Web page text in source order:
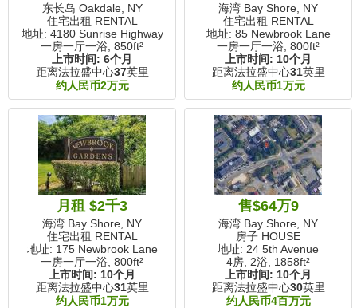
东长岛 Oakdale, NY
住宅出租 RENTAL
地址: 4180 Sunrise Highway
一房一厅一浴, 850ft²
上市时间: 6个月
距离法拉盛中心37英里
约人民币2万元
海湾 Bay Shore, NY
住宅出租 RENTAL
地址: 85 Newbrook Lane
一房一厅一浴, 800ft²
上市时间: 10个月
距离法拉盛中心31英里
约人民币1万元
月租 $2千3
海湾 Bay Shore, NY
住宅出租 RENTAL
地址: 175 Newbrook Lane
一房一厅一浴, 800ft²
上市时间: 10个月
距离法拉盛中心31英里
约人民币1万元
售$64万9
海湾 Bay Shore, NY
房子 HOUSE
地址: 24 5th Avenue
4房, 2浴, 1858ft²
上市时间: 10个月
距离法拉盛中心30英里
约人民币4百万元